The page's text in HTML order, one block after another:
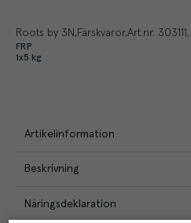
Roots by 3N Färskvaror Art.nr. 303111
FRP
1x5 kg
Artikelinformation
Beskrivning
Näringsdeklaration